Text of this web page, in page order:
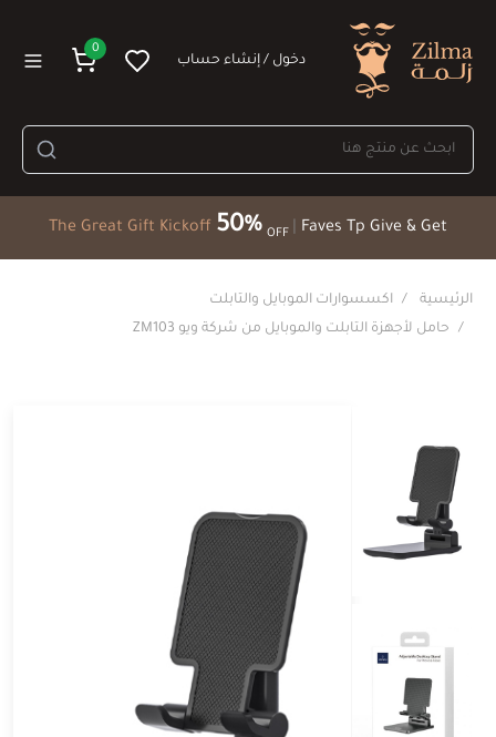
The Great Gift Kickoff 50% OFF Faves Tp Give & Get
دخول / إنشاء حساب
0
الرئيسية
اكسسوارات الموبايل والتابلت
حامل لأجهزة التابلت والموبايل من شركة ويو ZM103